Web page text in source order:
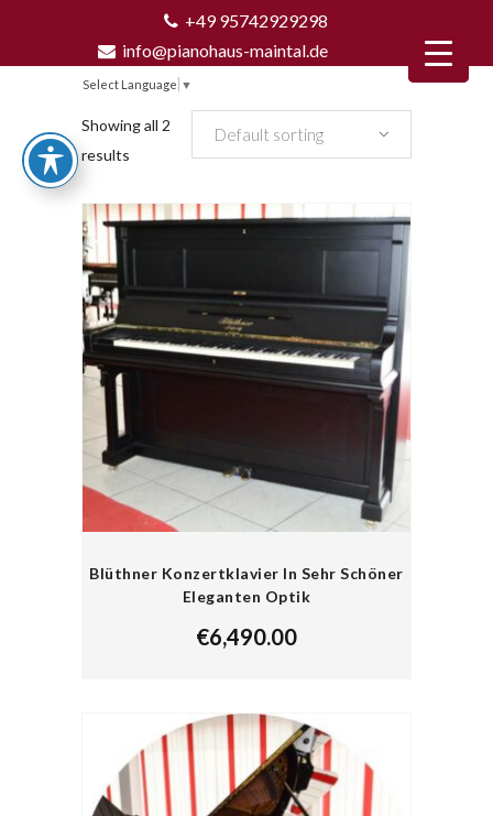
+49 95742929298
info@pianohaus-maintal.de
Select Language ▼
Showing all 2
results
Default sorting
Blüthner Konzertklavier In Sehr Schöner
Eleganten Optik
€6,490.00